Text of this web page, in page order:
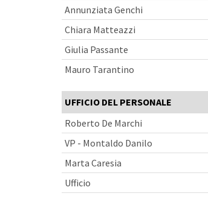
Annunziata Genchi
Chiara Matteazzi
Giulia Passante
Mauro Tarantino
UFFICIO DEL PERSONALE
Roberto De Marchi
VP - Montaldo Danilo
Marta Caresia
Ufficio